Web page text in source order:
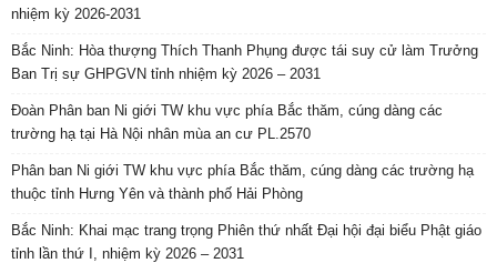
nhiệm kỳ 2026-2031
Bắc Ninh: Hòa thượng Thích Thanh Phụng được tái suy cử làm Trưởng
Ban Trị sự GHPGVN tỉnh nhiệm kỳ 2026 – 2031
Đoàn Phân ban Ni giới TW khu vực phía Bắc thăm, cúng dàng các
trường hạ tại Hà Nội nhân mùa an cư PL.2570
Phân ban Ni giới TW khu vực phía Bắc thăm, cúng dàng các trường hạ
thuộc tỉnh Hưng Yên và thành phố Hải Phòng
Bắc Ninh: Khai mạc trang trọng Phiên thứ nhất Đại hội đại biểu Phật giáo
tỉnh lần thứ I, nhiệm kỳ 2026 – 2031